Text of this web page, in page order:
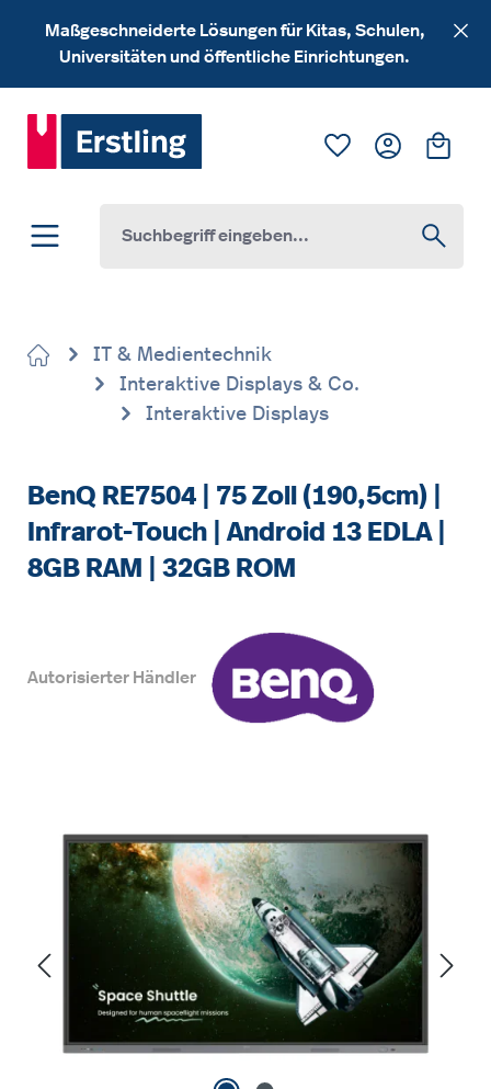
Zum Hauptinhalt springen
Maßgeschneiderte Lösungen für Kitas, Schulen,
Universitäten und öffentliche Einrichtungen.
Du hast 0
IT & Medientechnik
Interaktive Displays & Co.
Interaktive Displays
BenQ RE7504 | 75 Zoll (190,5cm) |
Infrarot-Touch | Android 13 EDLA |
8GB RAM | 32GB ROM
Autorisierter Händler